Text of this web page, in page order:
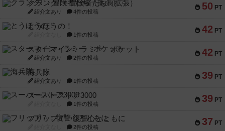
50 PT
クランク! ：冒険者たち（拡張）
紹介文あり 4件の投稿
42 PT
とうほうの！
1件の投稿
42 PT
スターマイン・ラミー ポケット
紹介文あり 2件の投稿
39 PT
海兵隊
紹介文あり 1件の投稿
39 PT
スーパーストア3000
1件の投稿
37 PT
フリップ７：復讐心とともに
2件の投稿